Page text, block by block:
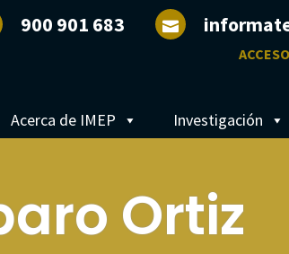
900 901 683
Acerca de IMEP Investigación
Ortiz